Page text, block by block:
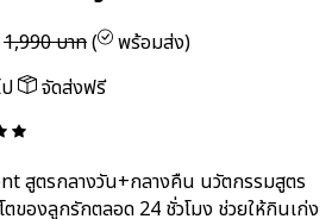
ดค้นวิตามินเสริมภูมิคุ้มกันเด็กและพัฒนา
ผู้เชี่ยวชาญเฉพาะทางและนักโภชนาการ
ดยเฉพาะช่วยให้คุณแม่ดูแลลูกให้ได้สาร
ามหลักโภชนาการ โดย Promom มี
โจทย์ตามความต้องการที่แตกต่างกันได้
กเจริญเติบโตและมีพัฒนาการเต็มศักยภาพ